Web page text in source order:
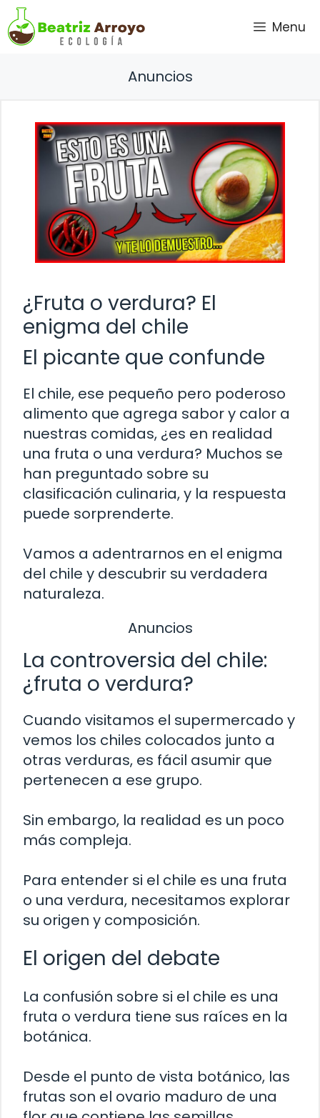
Saltar
al
contenido
Menu
Anuncios
¿Fruta o verdura? El
enigma del chile
El picante que confunde
El chile, ese pequeño pero poderoso
alimento que agrega sabor y calor a
nuestras comidas, ¿es en realidad
una fruta o una verdura? Muchos se
han preguntado sobre su
clasificación culinaria, y la respuesta
puede sorprenderte.
Vamos a adentrarnos en el enigma
del chile y descubrir su verdadera
naturaleza.
Anuncios
La controversia del chile:
¿fruta o verdura?
Cuando visitamos el supermercado y
vemos los chiles colocados junto a
otras verduras, es fácil asumir que
pertenecen a ese grupo.
Sin embargo, la realidad es un poco
más compleja.
Para entender si el chile es una fruta
o una verdura, necesitamos explorar
su origen y composición.
El origen del debate
La confusión sobre si el chile es una
fruta o verdura tiene sus raíces en la
botánica.
Desde el punto de vista botánico, las
frutas son el ovario maduro de una